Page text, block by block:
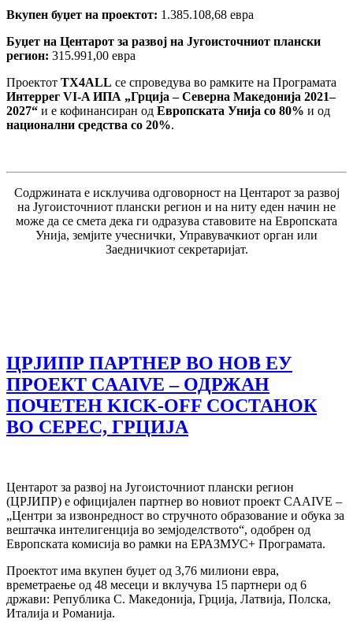
Вкупен буџет на проектот: 1.385.108,68 евра
Буџет на Центарот за развој на Југоисточниот плански
регион: 315.991,00 евра
Проектот TX4ALL се спроведува во рамките на Програмата
Интеррег VI-A ИПА „Грција – Северна Македонија 2021–
2027“ и е кофинансиран од Европската Унија со 80% и од
национални средства со 20%.
Содржината е исклучива одговорност на Центарот за развој
на Југоисточниот плански регион и на ниту еден начин не
може да се смета дека ги одразува ставовите на Европската
Унија, земјите учеснички, Управувачкиот орган или
Заедничкиот секретаријат.
ЦРЈИПР ПАРТНЕР ВО НОВ ЕУ
ПРОЕКТ CAAIVE – ОДРЖАН
ПОЧЕТЕН KICK-OFF СОСТАНОК
ВО СЕРЕС, ГРЦИЈА
Центарот за развој на Југоисточниот плански регион
(ЦРЈИПР) е официјален партнер во новиот проект CAAIVE –
„Центри за извонредност во стручното образование и обука за
вештачка интелигенција во земјоделството“, одобрен од
Европската комисија во рамки на ЕРАЗМУС+ Програмата.
Проектот има вкупен буџет од 3,76 милиони евра,
времетраење од 48 месеци и вклучува 15 партнери од 6
држави: Република С. Македонија, Грција, Латвија, Полска,
Италија и Романија.